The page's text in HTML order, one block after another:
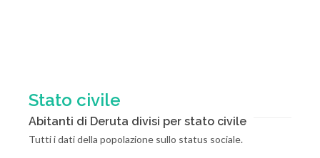
Stato civile
Abitanti di Deruta divisi per stato civile
Tutti i dati della popolazione sullo status sociale.